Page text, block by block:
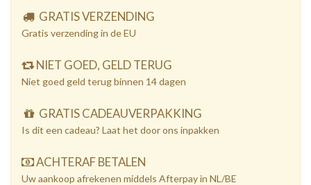
GRATIS VERZENDING
Gratis verzending in de EU
NIET GOED, GELD TERUG
Niet goed geld terug binnen 14 dagen
GRATIS CADEAUVERPAKKING
Is dit een cadeau? Laat het door ons inpakken
ACHTERAF BETALEN
Uw aankoop afrekenen middels Afterpay in NL/BE